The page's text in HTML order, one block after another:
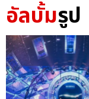
อัลบั้มรูป